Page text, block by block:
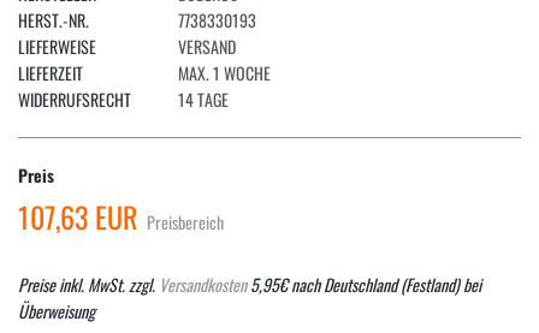
HERST.-NR.
7738330193
LIEFERWEISE
VERSAND
LIEFERZEIT
MAX. 1 WOCHE
WIDERRUFSRECHT
14 TAGE
Preis
107,63 EUR Preisbereich
Preise inkl. MwSt. zzgl. Versandkosten5,95€ nach Deutschland (Festland) bei
Überweisung